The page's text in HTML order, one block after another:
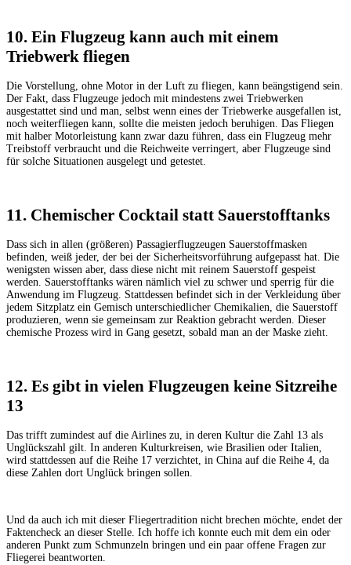
10. Ein Flugzeug kann auch mit einem
Triebwerk fliegen
Die Vorstellung, ohne Motor in der Luft zu fliegen, kann beängstigend sein.
Der Fakt, dass Flugzeuge jedoch mit mindestens zwei Triebwerken
ausgestattet sind und man, selbst wenn eines der Triebwerke ausgefallen ist,
noch weiterfliegen kann, sollte die meisten jedoch beruhigen. Das Fliegen
mit halber Motorleistung kann zwar dazu führen, dass ein Flugzeug mehr
Treibstoff verbraucht und die Reichweite verringert, aber Flugzeuge sind
für solche Situationen ausgelegt und getestet.
11. Chemischer Cocktail statt Sauerstofftanks
Dass sich in allen (größeren) Passagierflugzeugen Sauerstoffmasken
befinden, weiß jeder, der bei der Sicherheitsvorführung aufgepasst hat. Die
wenigsten wissen aber, dass diese nicht mit reinem Sauerstoff gespeist
werden. Sauerstofftanks wären nämlich viel zu schwer und sperrig für die
Anwendung im Flugzeug. Stattdessen befindet sich in der Verkleidung über
jedem Sitzplatz ein Gemisch unterschiedlicher Chemikalien, die Sauerstoff
produzieren, wenn sie gemeinsam zur Reaktion gebracht werden. Dieser
chemische Prozess wird in Gang gesetzt, sobald man an der Maske zieht.
12. Es gibt in vielen Flugzeugen keine Sitzreihe
13
Das trifft zumindest auf die Airlines zu, in deren Kultur die Zahl 13 als
Unglückszahl gilt. In anderen Kulturkreisen, wie Brasilien oder Italien,
wird stattdessen auf die Reihe 17 verzichtet, in China auf die Reihe 4, da
diese Zahlen dort Unglück bringen sollen.
Und da auch ich mit dieser Fliegertradition nicht brechen möchte, endet der
Faktencheck an dieser Stelle. Ich hoffe ich konnte euch mit dem ein oder
anderen Punkt zum Schmunzeln bringen und ein paar offene Fragen zur
Fliegerei beantworten.